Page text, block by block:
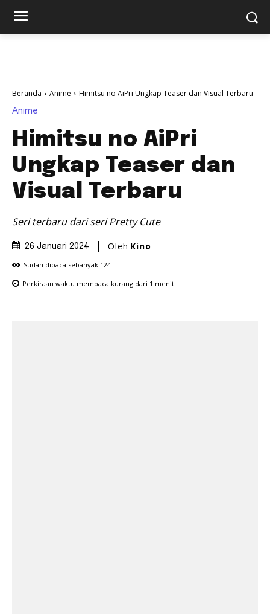
Beranda Anime Himitsu no AiPri Ungkap Teaser dan Visual Terbaru
Anime
Himitsu no AiPri
Ungkap Teaser dan
Visual Terbaru
Seri terbaru dari seri Pretty Cute
26 Januari 2024 Oleh Kino
Sudah dibaca sebanyak 124
Perkiraan waktu membaca kurang dari 1 menit